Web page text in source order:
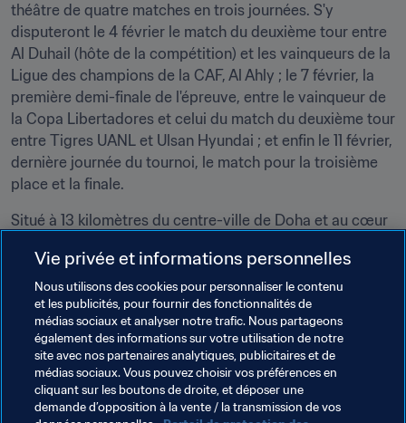
théâtre de quatre matches en trois journées. S'y
disputeront le 4 février le match du deuxième tour entre
Al Duhail (hôte de la compétition) et les vainqueurs de la
Ligue des champions de la CAF, Al Ahly ; le 7 février, la
première demi-finale de l'épreuve, entre le vainqueur de
la Copa Libertadores et celui du match du deuxième tour
entre Tigres UANL et Ulsan Hyundai ; et enfin le 11 février,
dernière journée du tournoi, le match pour la troisième
place et la finale.
Situé à 13 kilomètres du centre-ville de Doha et au cœur
dédiées au savoir et à l'innovation, le stade est
accessible à partir de la Green Line du métro de Doha et
peut être rejoint à pied à partir de la station d'Education
City. Il accueillera huit matches jusqu'aux quarts de finale
de Qatar 2022. Education City, le "Diamant du Désert",
est devenu le premier stade du tournoi à obtenir le
certificat cinq étoiles environnement durable GSAS.
Vie privée et informations personnelles
Nous utilisons des cookies pour personnaliser le contenu
et les publicités, pour fournir des fonctionnalités de
médias sociaux et analyser notre trafic. Nous partageons
également des informations sur votre utilisation de notre
site avec nos partenaires analytiques, publicitaires et de
médias sociaux. Vous pouvez choisir vos préférences en
cliquant sur les boutons de droite, et déposer une
demande d’opposition à la vente / la transmission de vos